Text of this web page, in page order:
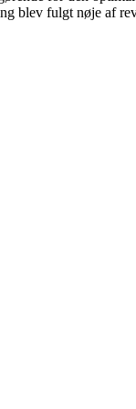
blev fulgt nøje af